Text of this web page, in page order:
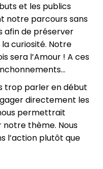
et les publics
notre parcours sans
afin de préserver
curiosité. Notre
sera l’Amour ! A ces
trop parler en début
directement les
permettrait
notre thème. Nous
l’action plutôt que